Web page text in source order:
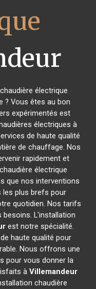
électrique
? Vous êtes au bon
expérimentés est
électriques à
de haute qualité
de chauffage. Nos
rapidement et
électrique
que nos interventions
les plus brefs pour
quotidien. Nos tarifs
L'installation
est notre spécialité.
haute qualité pour
Nous offrons une
pour vous donner la
à Villemandeur
chaudière